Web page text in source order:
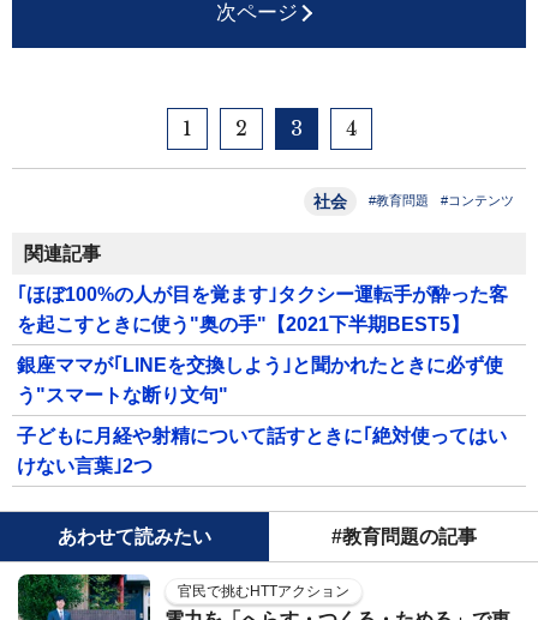
次ページ
1 2 3 4
社会 #教育問題 #コンテンツ
関連記事
｢ほぼ100%の人が目を覚ます｣タクシー運転手が酔った客
を起こすときに使う"奥の手"【2021下半期BEST5】
銀座ママが｢LINEを交換しよう｣と聞かれたときに必ず使
う"スマートな断り文句"
子どもに月経や射精について話すときに｢絶対使ってはい
けない言葉｣2つ
あわせて読みたい #教育問題の記事
官民で挑むHTTアクション